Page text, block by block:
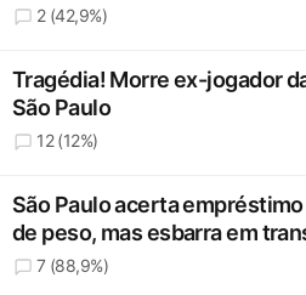
2 (42,9%)
Tragédia! Morre ex-jogador
São Paulo
12 (12%)
São Paulo acerta
de peso, mas esbarra em
7 (88,9%)